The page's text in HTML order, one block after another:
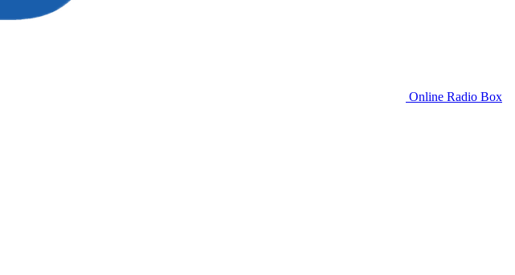
Online Radio Box